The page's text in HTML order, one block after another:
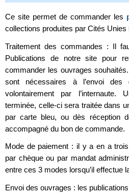
Ce site permet de commander les
collections produites par Cités Unies
Traitement des commandes : Il
Publications de notre site pour
commander les ouvrages
sont nécessaires à l’envoi des
volontairement par l’internaute.
terminée, celle-ci sera traitée dans
par carte bleu, ou dès réception
accompagné du bon de commande.
Mode de paiement : il y a en a
par chèque ou par mandat
entre ces 3 modes lorsqu’il effectue
Envoi des ouvrages : les